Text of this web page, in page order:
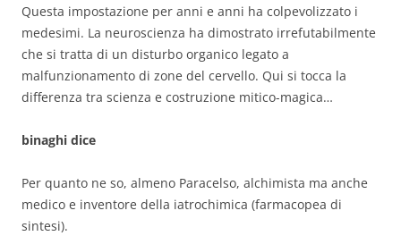
Questa impostazione per anni e anni ha colpevolizzato i
medesimi. La neuroscienza ha dimostrato irrefutabilmente
che si tratta di un disturbo organico legato a
malfunzionamento di zone del cervello. Qui si tocca la
differenza tra scienza e costruzione mitico-magica…
binaghi dice
Per quanto ne so, almeno Paracelso, alchimista ma anche
medico e inventore della iatrochimica (farmacopea di
sintesi).